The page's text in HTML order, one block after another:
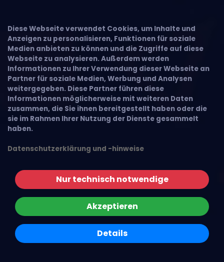
Diese Webseite verwendet Cookies, um Inhalte und
Anzeigen zu personalisieren, Funktionen für soziale
Medien anbieten zu können und die Zugriffe auf diese
Webseite zu analysieren. Außerdem werden
Informationen zu Ihrer Verwendung dieser Webseite an
Partner für soziale Medien, Werbung und Analysen
weitergegeben. Diese Partner führen diese
Informationen möglicherweise mit weiteren Daten
zusammen, die Sie ihnen bereitgestellt haben oder die
sie im Rahmen Ihrer Nutzung der Dienste gesammelt
haben.
Datenschutzerklärung und -hinweise
Nur technisch notwendige
Akzeptieren
Details